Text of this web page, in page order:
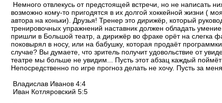
Немного отвлекусь от предстоящей встречи, но не
возможно кому-то пригодятся в их долгой хоккейной жизни (
автора на коньки). Друзья! Тренер это дирижёр, который
тренировочных упражнений наставник должен обладать
пришли в Большой театр, а дирижёр во фраке орёт на слегка
поковырял в носу, или на бабушку, которая продаёт
случае? Вы думаете, что зритель получит удовольствие от
театре мы больше не увидим... Пусть этот абзац каждый
Непосредственно по игре прогноз делать не хочу. Пусть за
Владислав Иванов 4:4
Иван Котляровский 5:5